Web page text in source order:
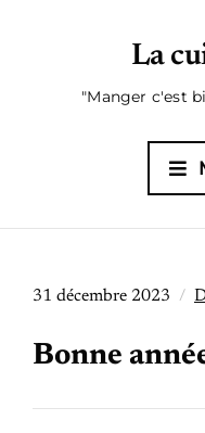
La
"Manger c'est
31 décembre 2023
Bonne